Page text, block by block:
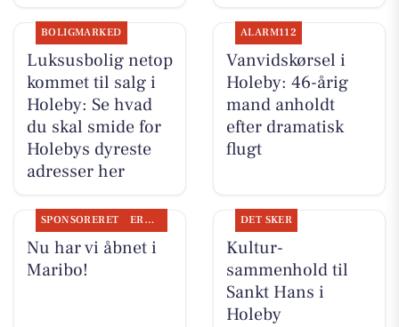
BOLIGMARKED
Luksusbolig netop
kommet til salg i
Holeby: Se hvad
du skal smide for
Holebys dyreste
adresser her
ALARM112
Vanvidskørsel i
Holeby: 46-årig
mand anholdt
efter dramatisk
flugt
SPONSORERET ERHVERV
Nu har vi åbnet i
Maribo!
DET SKER
Kultur-
sammenhold til
Sankt Hans i
Holeby